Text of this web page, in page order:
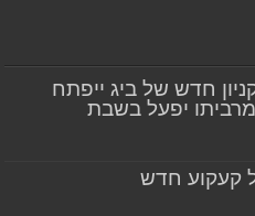
חדש של ביג ייפתח
יפעל בשבת
קעקוע חדש